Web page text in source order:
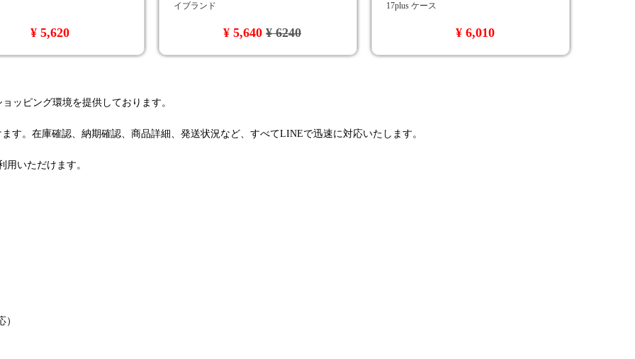
¥ 5,620
イブランド
¥ 5,640¥ 6240
17plus ケース
¥ 6,010
ッピング環境を提供しております。
す。在庫確認、納期確認、商品詳細、発送状況など、すべてLINEで迅速に対応いたします。
いただけます。